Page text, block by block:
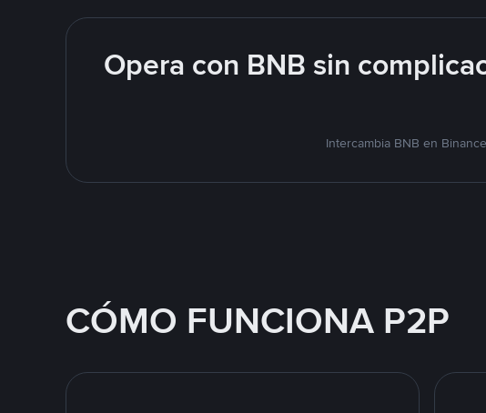
Opera con BNB sin
Intercambia BNB en
CÓMO FUNCIONA P2P